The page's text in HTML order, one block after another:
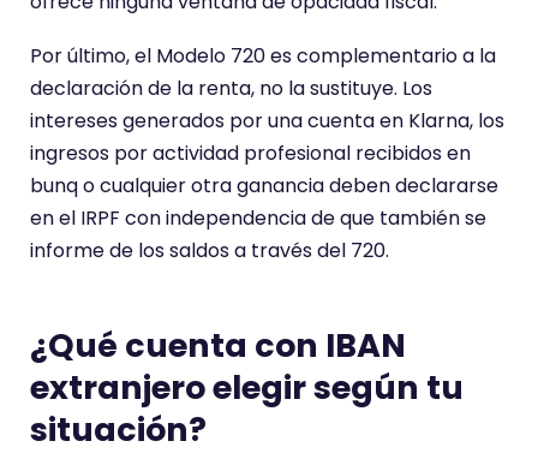
Por último, el Modelo 720 es complementario a la
declaración de la renta, no la sustituye. Los
intereses generados por una cuenta en Klarna, los
ingresos por actividad profesional recibidos en
bunq o cualquier otra ganancia deben declararse
en el IRPF con independencia de que también se
informe de los saldos a través del 720.
¿Qué cuenta con IBAN
extranjero elegir según tu
situación?